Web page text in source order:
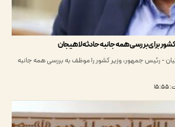
بررسی همه جانبه حادثه لاهیجان
جمهور، وزیر کشور را موظف به بررسی همه جانبه